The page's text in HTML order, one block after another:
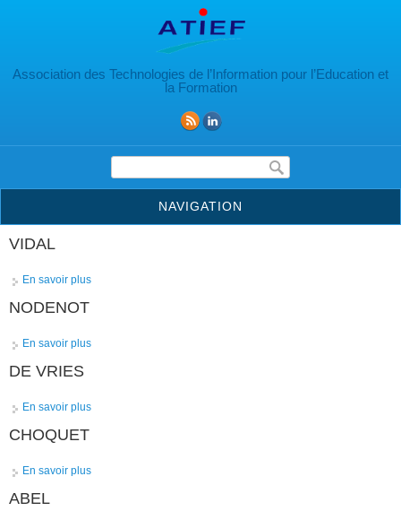
Association des Technologies de l’Information pour l’Education et
la Formation
Formulaire de recherche
NAVIGATION
VIDAL
En savoir plus
NODENOT
En savoir plus
DE VRIES
En savoir plus
CHOQUET
En savoir plus
ABEL